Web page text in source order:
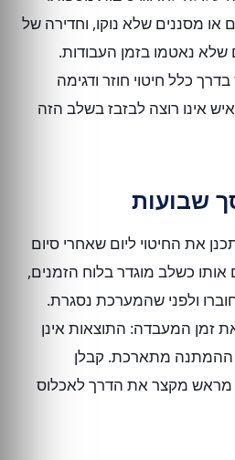
או מסננים שלא נוקו, וחדירה של
שלא נאטמו בזמן העבודות.
כלל חיטוי חוזר ודגימה
אינו רוצה לבזבז בשלב הזה
שבועות
את החיטוי ליום שאחרי סיום
כשלב מוגדר בלוח הזמנים,
ולפני שהמערכת נסגרת.
זמן המעבדה: התוצאות אינן
ההמתנה מתארכת. קבלן
מקצר את הדרך לאכלוס